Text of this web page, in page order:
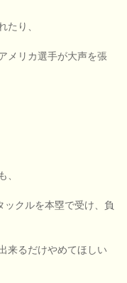
たり、
メリカ選手が大声を張
、
クルを本塁で受け、負
来るだけやめてほしい